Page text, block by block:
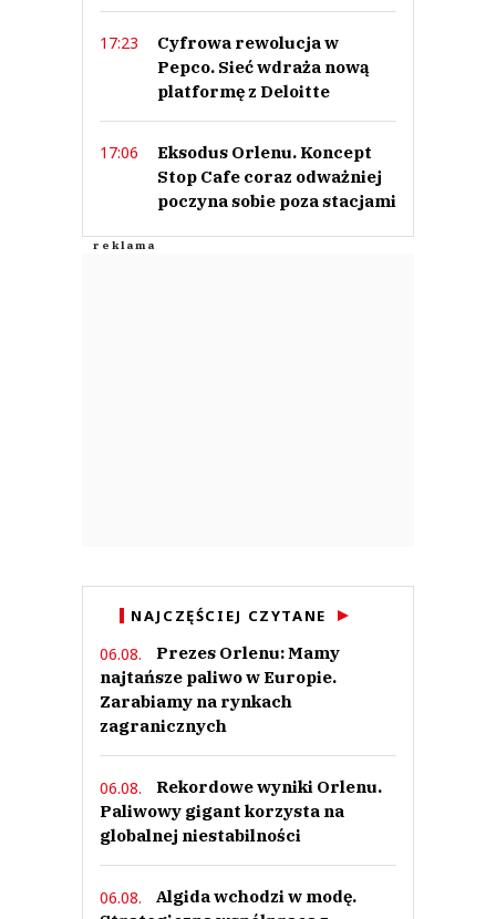
17:23
Cyfrowa rewolucja w
Pepco. Sieć wdraża nową
platformę z Deloitte
17:06
Eksodus Orlenu. Koncept
Stop Cafe coraz odważniej
poczyna sobie poza stacjami
NAJCZĘŚCIEJ CZYTANE
06.08.
Prezes Orlenu: Mamy
najtańsze paliwo w Europie.
Zarabiamy na rynkach
zagranicznych
06.08.
Rekordowe wyniki Orlenu.
Paliwowy gigant korzysta na
globalnej niestabilności
06.08.
Algida wchodzi w modę.